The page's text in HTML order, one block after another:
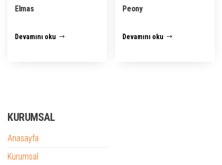
Elmas
Devamını oku
Peony
Devamını oku
KURUMSAL
Anasayfa
Kurumsal